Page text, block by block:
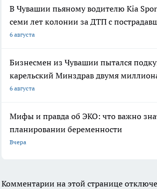
В Чувашии пьяному водителю Kia
семи лет колонии за ДТП с
6 августа
Бизнесмен из Чувашии пытался
карельский Минздрав двумя
6 августа
Мифы и правда об ЭКО: что важно
планировании беременности
Вчера
Комментарии на этой странице